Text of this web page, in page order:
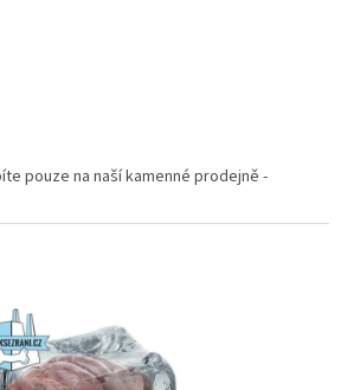
pouze na naší kamenné prodejně -